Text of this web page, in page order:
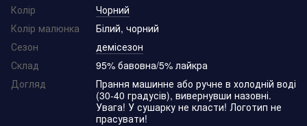
Колір
Чорний
Колір малюнка
Білий, чорний
Сезон
демісезон
Склад
95% бавовна/5% лайкра
Догляд
Прання машинне або ручне в холодній воді
(30-40 градусів), вивернувши назовні.
Увага! У сушарку не класти! Логотип не
прасувати!